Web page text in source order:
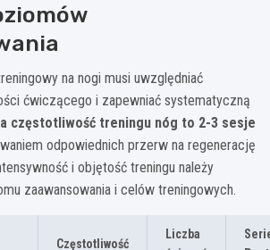
na nogi musi uwzględniać
ćwiczącego i zapewniać systematyczną
częstotliwość treningu nóg to 2-3 sesje
odpowiednich przerw na regenerację
i objętość treningu należy
zaawansowania i celów treningowych.
Częstotliwość
Liczba